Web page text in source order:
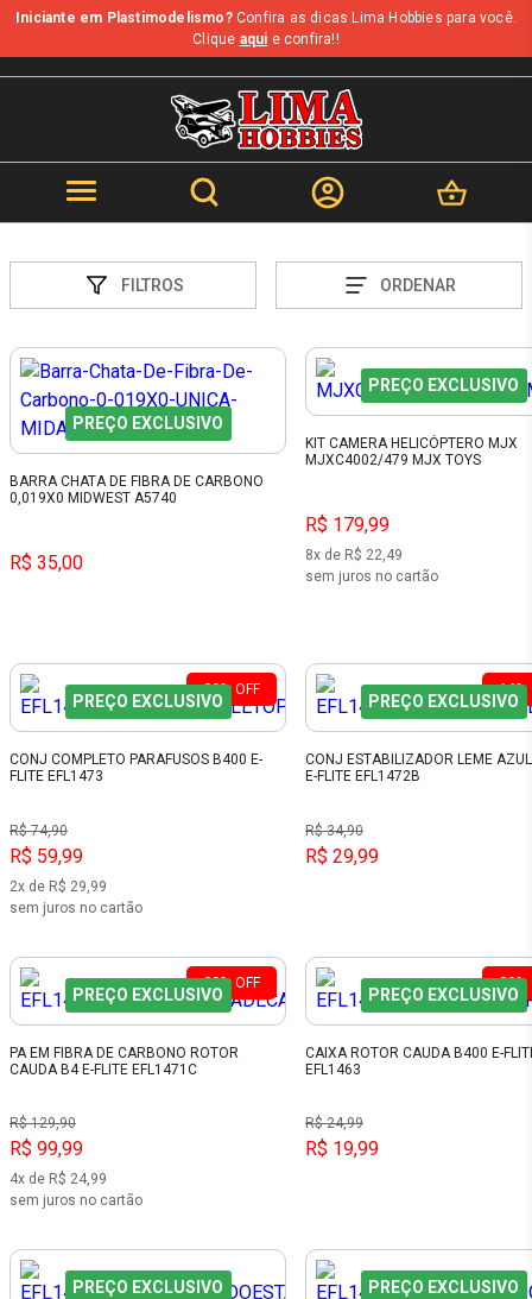
Iniciante em Plastimodelismo?Confira as dicas Lima Hobbies para você.
Clique aqui e confira!!
FILTROS ORDENAR
PREÇO EXCLUSIVO
BARRA CHATA DE FIBRA DE CARBONO
0,019X0 MIDWEST A5740
R$ 35,00
PREÇO EXCLUSIVO
KIT CAMERA HELICÓPTERO MJX
MJXC4002/479 MJX TOYS
R$ 179,99
8x de R$ 22,49
sem juros no cartão
20% OFF
PREÇO EXCLUSIVO
CONJ COMPLETO PARAFUSOS B400 E-
FLITE EFL1473
R$ 74,90
R$ 59,99
2x de R$ 29,99
sem juros no cartão
14%
PREÇO EXCLUSIVO
CONJ ESTABILIZADOR LEME
E-FLITE EFL1472B
R$ 34,90
R$ 29,99
23% OFF
PREÇO EXCLUSIVO
PA EM FIBRA DE CARBONO ROTOR
CAUDA B4 E-FLITE EFL1471C
R$ 129,90
R$ 99,99
4x de R$ 24,99
sem juros no cartão
20%
PREÇO EXCLUSIVO
CAIXA ROTOR CAUDA B400 E-
EFL1463
R$ 24,99
R$ 19,99
PREÇO EXCLUSIVO PREÇO EXCLUSIVO